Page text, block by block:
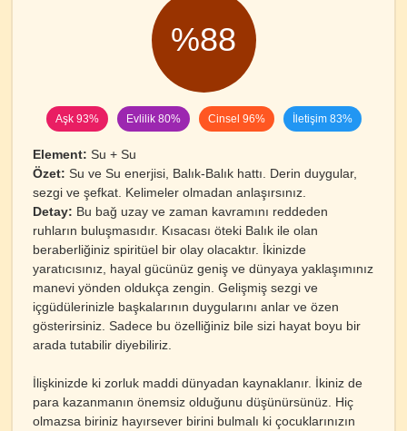
%88
Aşk 93% Evlilik 80% Cinsel 96% İletişim 83%
Element: Su + Su
Özet: Su ve Su enerjisi, Balık-Balık hattı. Derin duygular,
sezgi ve şefkat. Kelimeler olmadan anlaşırsınız.
Detay: Bu bağ uzay ve zaman kavramını reddeden
ruhların buluşmasıdır. Kısacası öteki Balık ile olan
beraberliğiniz spiritüel bir olay olacaktır. İkinizde
yaratıcısınız, hayal gücünüz geniş ve dünyaya yaklaşımınız
manevi yönden oldukça zengin. Gelişmiş sezgi ve
içgüdülerinizle başkalarının duygularını anlar ve özen
gösterirsiniz. Sadece bu özelliğiniz bile sizi hayat boyu bir
arada tutabilir diyebiliriz.
İlişkinizde ki zorluk maddi dünyadan kaynaklanır. İkiniz de
para kazanmanın önemsiz olduğunu düşünürsünüz. Hiç
olmazsa biriniz hayırsever birini bulmalı ki çocuklarınızın